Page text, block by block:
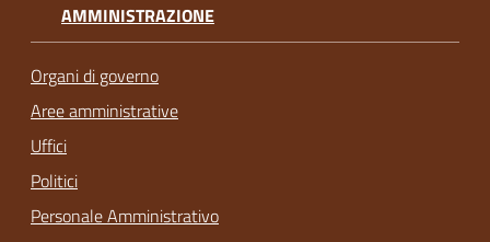
AMMINISTRAZIONE
Organi di governo
Aree amministrative
Uffici
Politici
Personale Amministrativo